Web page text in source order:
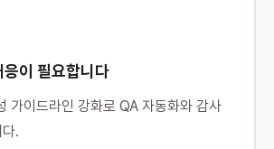
이 필요합니다
가이드라인 강화로 QA 자동화와 감사
.